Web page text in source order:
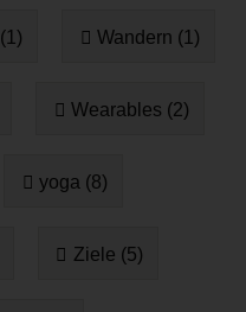
Wandern (1)
Wearables (2)
yoga (8)
Ziele (5)